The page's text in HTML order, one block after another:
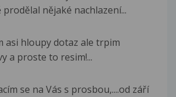
nějaké nachlazení...
asi hloupy dotaz ale trpim
a proste to resim!...
se na Vás s prosbou,....od září